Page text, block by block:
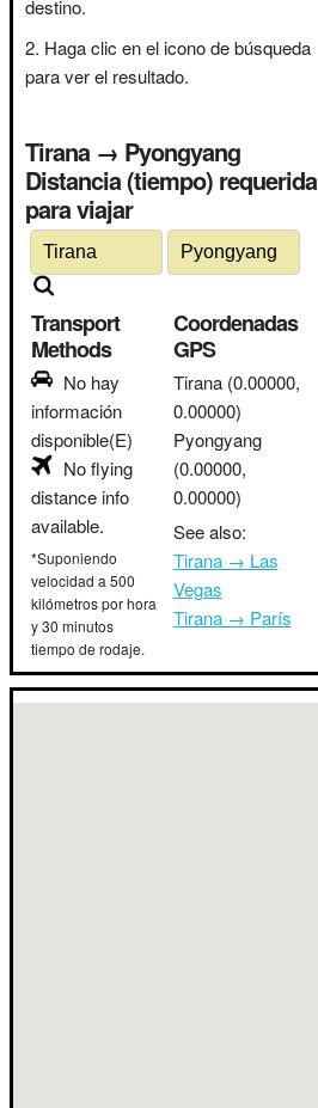
destino.
Haga clic en el icono de búsqueda
para ver el resultado.
Tirana → Pyongyang
Distancia (tiempo) requerida
para viajar
Transport
Methods
No hay
información
disponible(E)
No flying
distance info
available.
*Suponiendo
velocidad a 500
kilómetros por hora
y 30 minutos
tiempo de rodaje.
Coordenadas
GPS
Tirana (0.00000,
0.00000)
Pyongyang
(0.00000,
0.00000)
See also:
Tirana → Las
Vegas
Tirana → París